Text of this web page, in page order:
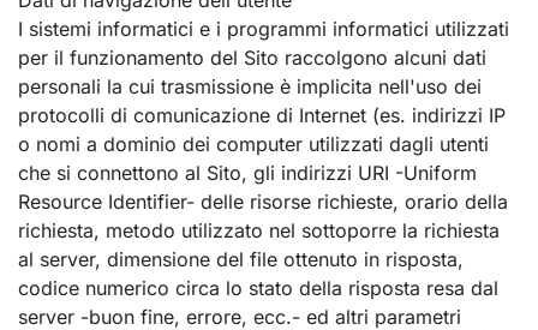
I sistemi informatici e i programmi informatici utilizzati
per il funzionamento del Sito raccolgono alcuni dati
personali la cui trasmissione è implicita nell'uso dei
protocolli di comunicazione di Internet (es. indirizzi IP
o nomi a dominio dei computer utilizzati dagli utenti
che si connettono al Sito, gli indirizzi URI -Uniform
Resource Identifier- delle risorse richieste, orario della
richiesta, metodo utilizzato nel sottoporre la richiesta
al server, dimensione del file ottenuto in risposta,
codice numerico circa lo stato della risposta resa dal
server -buon fine, errore, ecc.- ed altri parametri